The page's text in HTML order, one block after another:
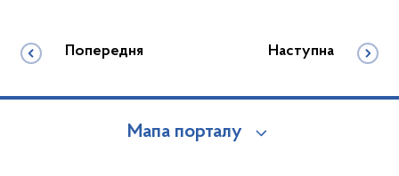
Попередня Наступна
Мапа порталу